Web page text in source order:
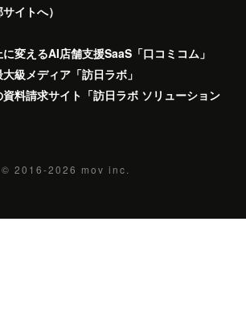
イトへ）
変えるAI店舗支援SaaS「口コミコム」
級メディア「訪日ラボ」
料請求サイト「訪日ラボ ソリューション
© 2016-2026 mov inc.